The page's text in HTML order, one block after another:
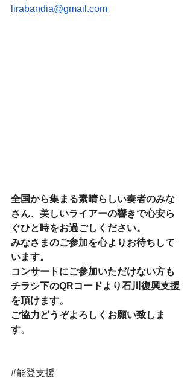
lirabandia@gmail.com
全国から集まる素晴らしい奏者のみな
さん、美しいライアーの響きで心安ら
ぐひと時をお過ごしください。
みなさまのご参加を心よりお待ちして
います。
コンサートにご参加いただけない方も
チラシ下のQRコードより石川復興支援
を頂けます。
ご協力どうぞよろしくお願い致しま
す。
#能登支援